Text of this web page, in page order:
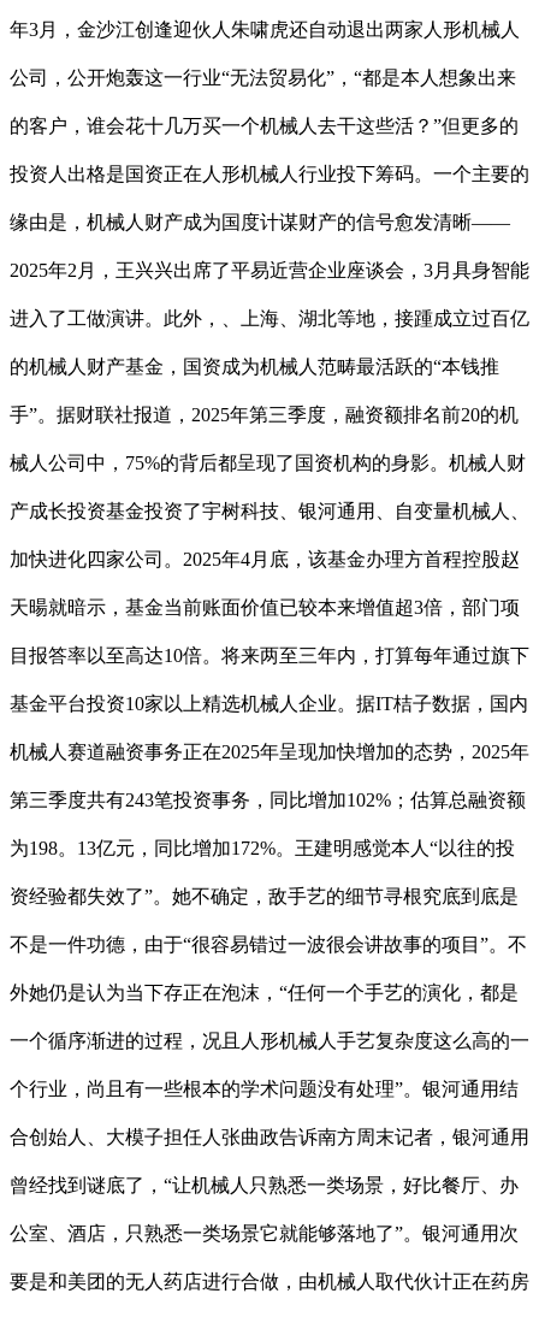
年3月，金沙江创逢迎伙人朱啸虎还自动退出两家人形机械人
公司，公开炮轰这一行业“无法贸易化”，“都是本人想象出来
的客户，谁会花十几万买一个机械人去干这些活？”但更多的
投资人出格是国资正在人形机械人行业投下筹码。一个主要的
缘由是，机械人财产成为国度计谋财产的信号愈发清晰——
2025年2月，王兴兴出席了平易近营企业座谈会，3月具身智能
进入了工做演讲。此外，、上海、湖北等地，接踵成立过百亿
的机械人财产基金，国资成为机械人范畴最活跃的“本钱推
手”。据财联社报道，2025年第三季度，融资额排名前20的机
械人公司中，75%的背后都呈现了国资机构的身影。机械人财
产成长投资基金投资了宇树科技、银河通用、自变量机械人、
加快进化四家公司。2025年4月底，该基金办理方首程控股赵
天暘就暗示，基金当前账面价值已较本来增值超3倍，部门项
目报答率以至高达10倍。将来两至三年内，打算每年通过旗下
基金平台投资10家以上精选机械人企业。据IT桔子数据，国内
机械人赛道融资事务正在2025年呈现加快增加的态势，2025年
第三季度共有243笔投资事务，同比增加102%；估算总融资额
为198。13亿元，同比增加172%。王建明感觉本人“以往的投
资经验都失效了”。她不确定，敌手艺的细节寻根究底到底是
不是一件功德，由于“很容易错过一波很会讲故事的项目”。不
外她仍是认为当下存正在泡沫，“任何一个手艺的演化，都是
一个循序渐进的过程，况且人形机械人手艺复杂度这么高的一
个行业，尚且有一些根本的学术问题没有处理”。银河通用结
合创始人、大模子担任人张曲政告诉南方周末记者，银河通用
曾经找到谜底了，“让机械人只熟悉一类场景，好比餐厅、办
公室、酒店，只熟悉一类场景它就能够落地了”。银河通用次
要是和美团的无人药店进行合做，由机械人取代伙计正在药房